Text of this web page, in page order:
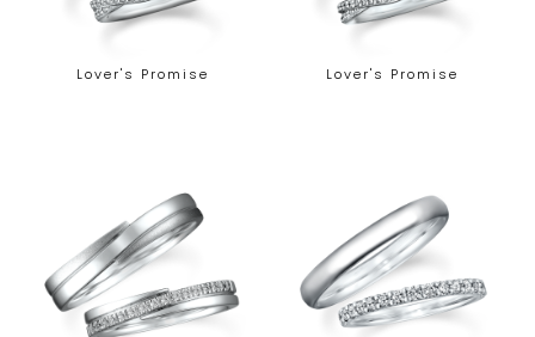
Lover's Promise Lover's Promise